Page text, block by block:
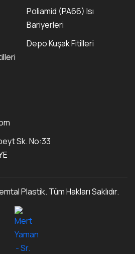
Poliamid (PA66) Isı
Bariyerleri
Depo Kuşak Fitilleri
Sk. No:33
Plastik. Tüm Hakları Saklıdır.